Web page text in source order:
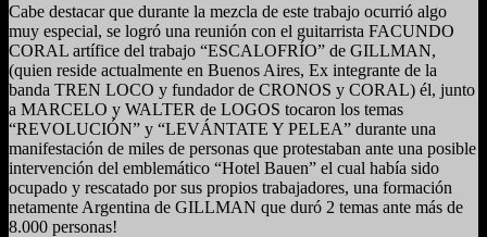
Cabe destacar que durante la mezcla de este trabajo ocurrió algo
muy especial, se logró una reunión con el guitarrista FACUNDO
CORAL artífice del trabajo “ESCALOFRÍO” de GILLMAN,
(quien reside actualmente en Buenos Aires, Ex integrante de la
banda TREN LOCO y fundador de CRONOS y CORAL) él, junto
a MARCELO y WALTER de LOGOS tocaron los temas
“REVOLUCIÓN” y “LEVÁNTATE Y PELEA” durante una
manifestación de miles de personas que protestaban ante una posible
intervención del emblemático “Hotel Bauen” el cual había sido
ocupado y rescatado por sus propios trabajadores, una formación
netamente Argentina de GILLMAN que duró 2 temas ante más de
8.000 personas!